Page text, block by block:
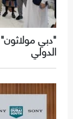
"دبي
الدولي